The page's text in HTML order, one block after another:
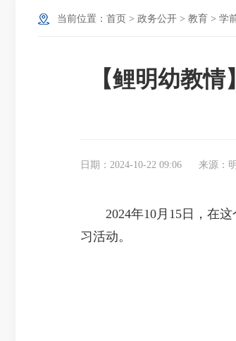
当前位置： 首页 > 政务公开 > 教育 > 学
【鲤明幼教
日期：2024-10-22 09:06 来源：
2024年10月15日，在这
习活动。